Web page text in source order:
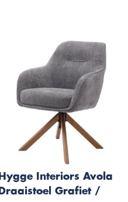
Hygge Interiors Avola
Draaistoel Grafiet /